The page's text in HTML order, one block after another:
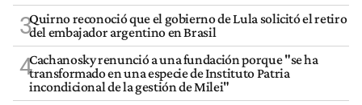
3Quirno reconoció que el gobierno de Lula solicitó el retiro
del embajador argentino en Brasil
4Cachanosky renunció a una fundación porque "se ha
transformado en una especie de Instituto Patria
incondicional de la gestión de Milei"